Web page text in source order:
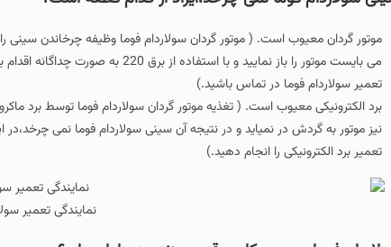
موتور گردان معیوب است. ( موتور گردان سولاردام فوما وظیفه چرخاندن سینی
می بایست موتور را باز نمایید و با
تعمیر سولاردام فوما در تماس باشید.)
برد الکترونیکی معیوب است. ( تغذیه موتور گردان سولاردام فوما توسط برد
نیز موتور به گردش در نمیاید و در نتیجه آن سینی سولاردام فوما نمی
تعمیر برد الکترونیکی را انجام دهید.)
نمایندگی تعمیر